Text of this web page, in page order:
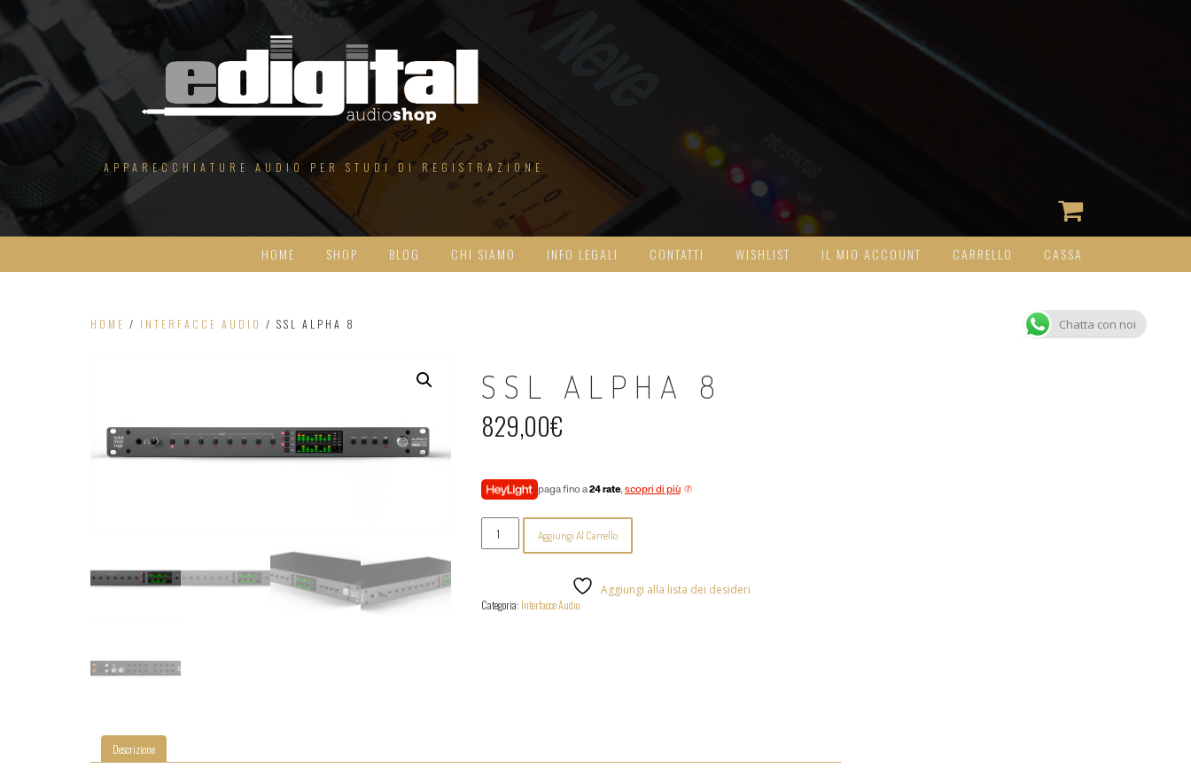
Salta
al
contenuto
APPARECCHIATURE AUDIO PER STUDI DI REGISTRAZIONE
HOME SHOP BLOG CHI SIAMO INFO LEGALI CONTATTI WISHLIST IL MIO ACCOUNT CARRELLO CASSA
HOME / INTERFACCE AUDIO / SSL ALPHA 8
SSL ALPHA 8
829,00€
paga fino a24 rate, scopri di più
Alpha
8
Aggiungi Al Carrello
Aggiungi alla lista dei desideri
Categoria: Interfacce Audio
Descrizione
Chatta con noi